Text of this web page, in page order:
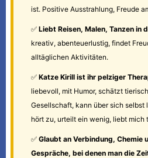
ist. Positive Ausstrahlung, Freude
✅ Liebt Reisen, Malen, Tanzen in
kreativ, abenteuerlustig, findet
alltäglichen Aktivitäten.
✅ Katze Kirill ist ihr pelziger
liebevoll, mit Humor, schätzt
Gesellschaft, kann über sich selbst
hört zu, urteilt ein wenig, liebt mich
✅ Glaubt an Verbindung, Chemie
Gespräche, bei denen man die